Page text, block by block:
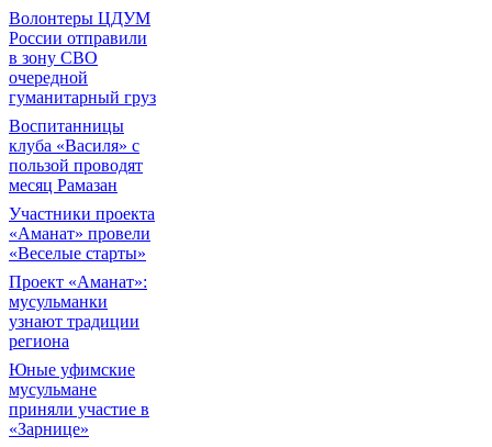
Волонтеры ЦДУМ
России отправили
в зону СВО
очередной
гуманитарный груз
Воспитанницы
клуба «Василя» с
пользой проводят
месяц Рамазан
Участники проекта
«Аманат» провели
«Веселые старты»
Проект «Аманат»:
мусульманки
узнают традиции
региона
Юные уфимские
мусульмане
приняли участие в
«Зарнице»